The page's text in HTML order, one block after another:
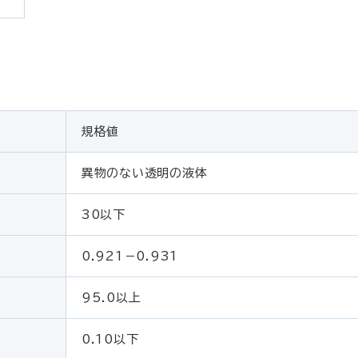
規格値
異物のない透明の液体
30以下
0.921－0.931
95.0以上
0.10以下